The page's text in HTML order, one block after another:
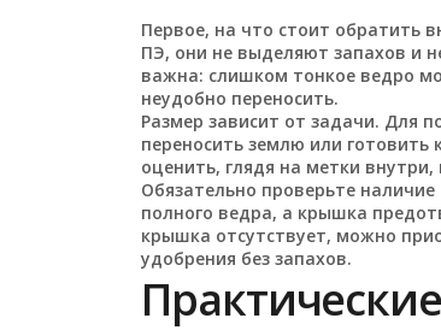
Первое, на что стоит обратить
ПЭ, они не выделяют запахов и
важна: слишком тонкое ведро
неудобно переносить.
Размер зависит от задачи. Для
переносить землю или готовить
оценить, глядя на метки
Обязательно проверьте
полного ведра, а крышка
крышка отсутствует, можно
удобрения без запахов.